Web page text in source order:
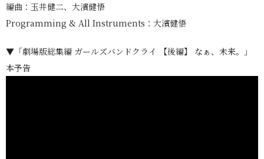
編曲：玉井健二、大濱健悟
Programming & All Instruments：大濱健悟
▼「劇場版総集編 ガールズバンドクライ 【後編】 なぁ、未来。」
本予告